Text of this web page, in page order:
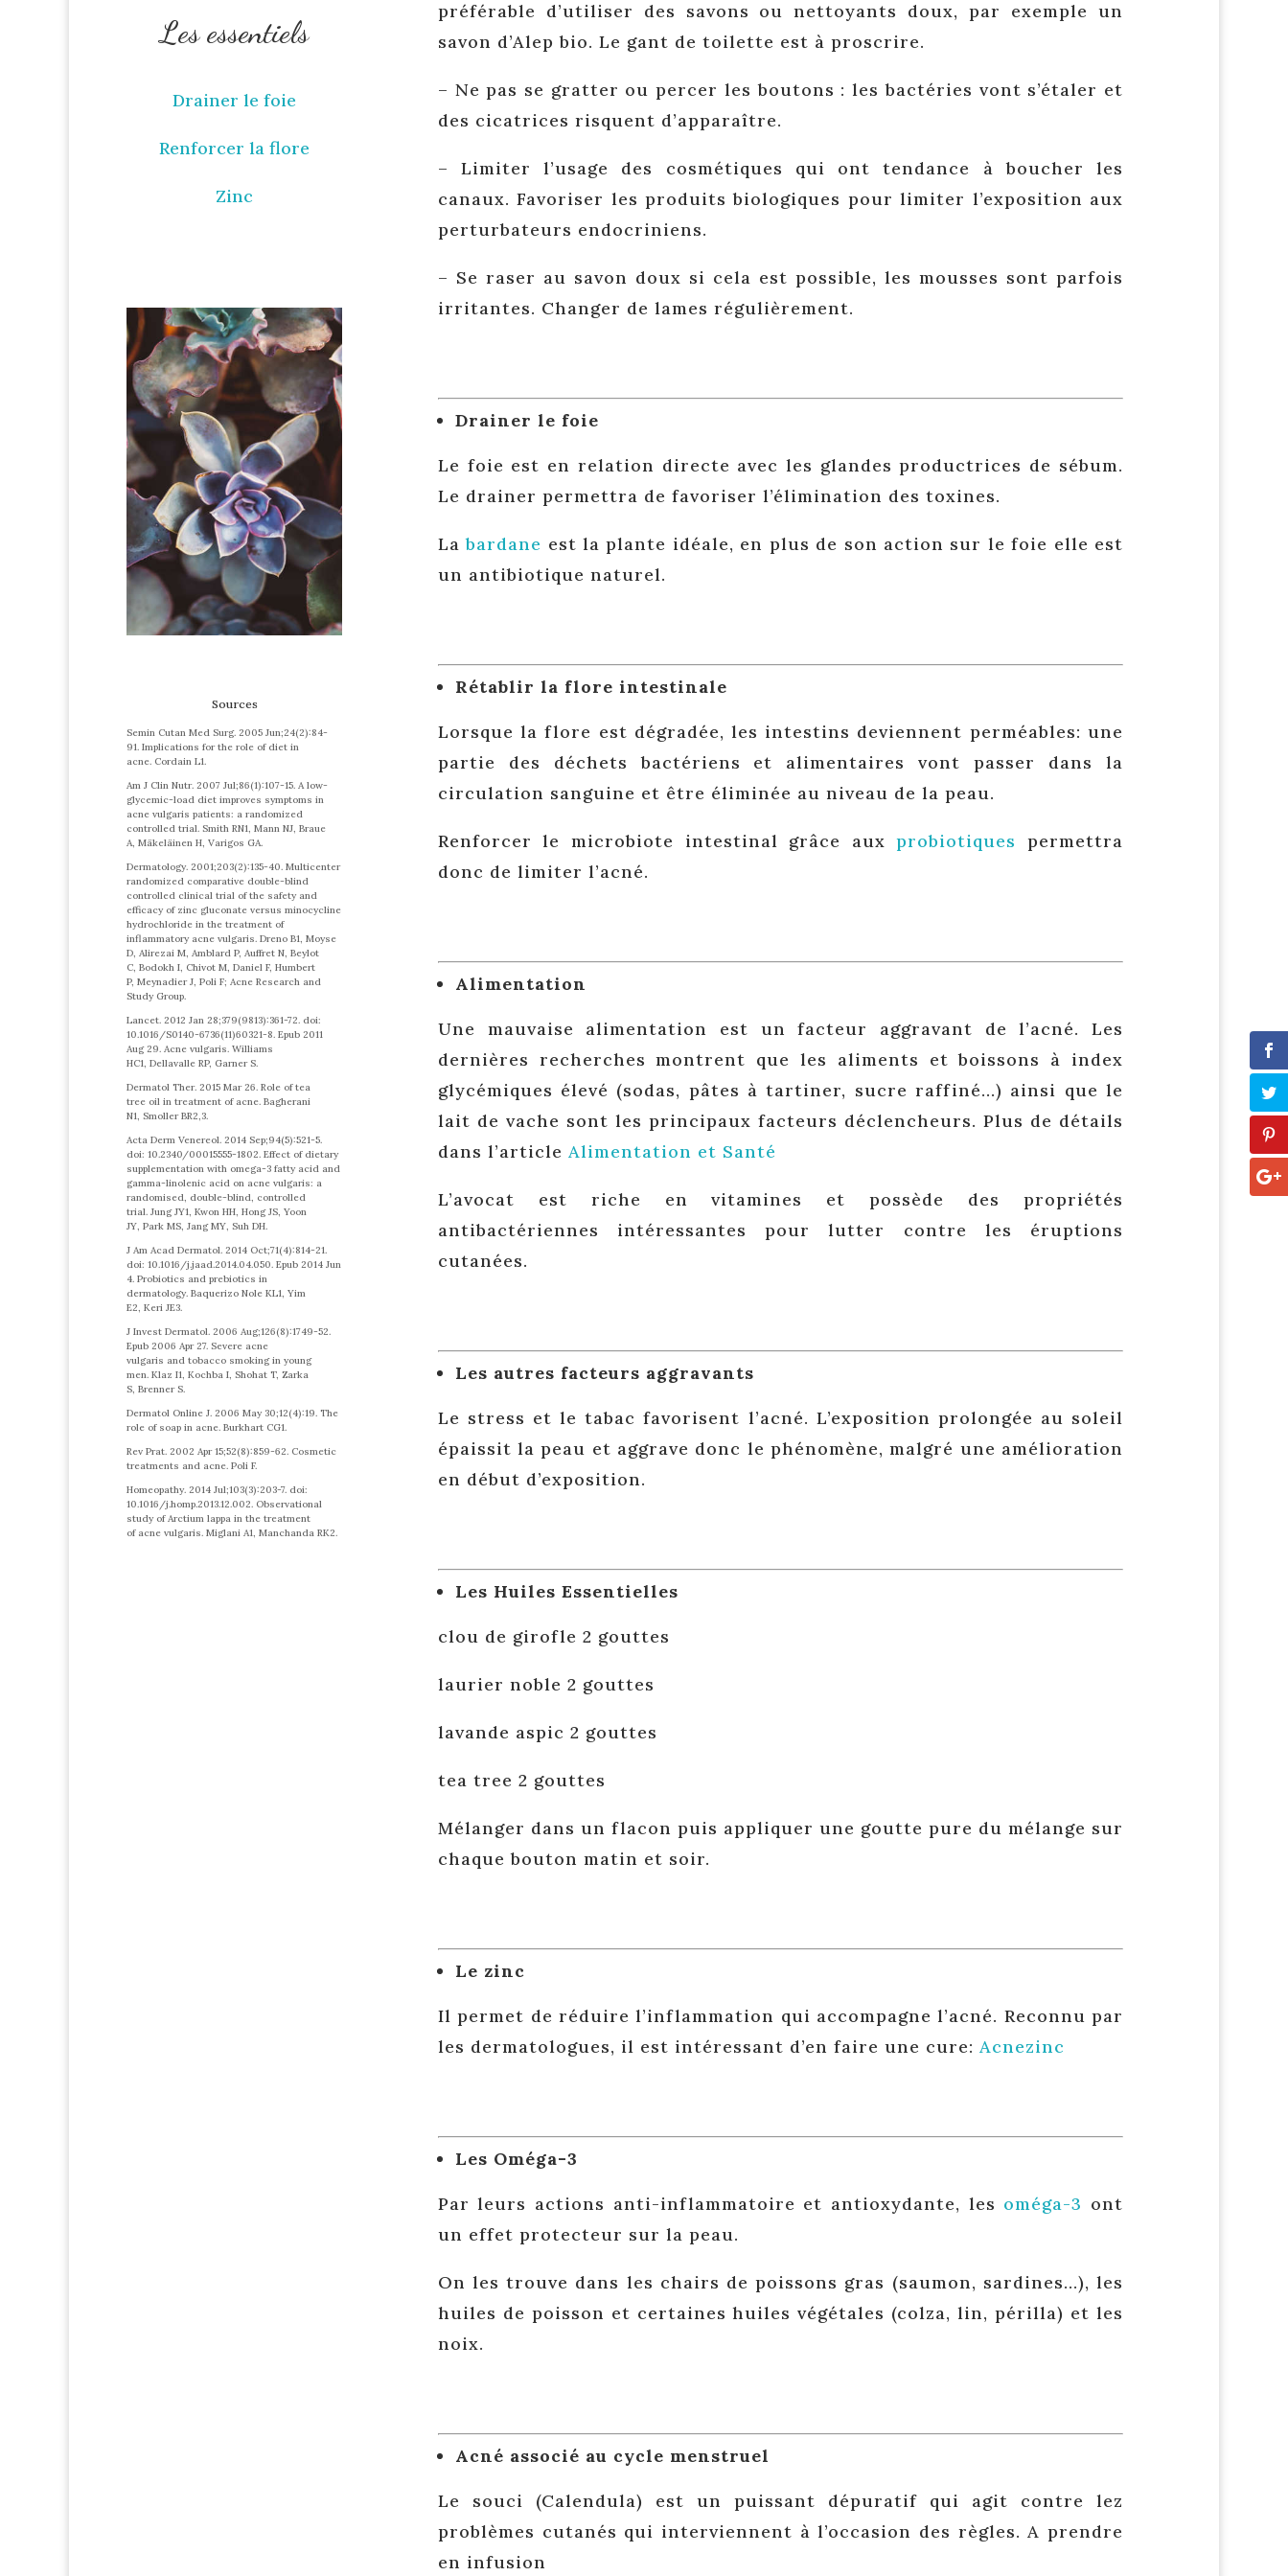
Les essentiels
Drainer le foie
Renforcer la flore
Zinc
Sources
Semin Cutan Med Surg. 2005 Jun;24(2):84-
91. Implications for the role of diet in
acne. Cordain L1.
Am J Clin Nutr. 2007 Jul;86(1):107-15. A low-
glycemic-load diet improves symptoms in
acne vulgaris patients: a randomized
controlled trial. Smith RN1, Mann NJ, Braue
A, Mäkeläinen H, Varigos GA.
Dermatology. 2001;203(2):135-40. Multicenter
randomized comparative double-blind
controlled clinical trial of the safety and
efficacy of zinc gluconate versus minocycline
hydrochloride in the treatment of
inflammatory acne vulgaris. Dreno B1, Moyse
D, Alirezai M, Amblard P, Auffret N, Beylot
C, Bodokh I, Chivot M, Daniel F, Humbert
P, Meynadier J, Poli F; Acne Research and
Study Group.
Lancet. 2012 Jan 28;379(9813):361-72. doi:
10.1016/S0140-6736(11)60321-8. Epub 2011
Aug 29. Acne vulgaris. Williams
HC1, Dellavalle RP, Garner S.
Dermatol Ther. 2015 Mar 26. Role of tea
tree oil in treatment of acne. Bagherani
N1, Smoller BR2,3.
Acta Derm Venereol. 2014 Sep;94(5):521-5.
doi: 10.2340/00015555-1802. Effect of dietary
supplementation with omega-3 fatty acid and
gamma-linolenic acid on acne vulgaris: a
randomised, double-blind, controlled
trial. Jung JY1, Kwon HH, Hong JS, Yoon
JY, Park MS, Jang MY, Suh DH.
J Am Acad Dermatol. 2014 Oct;71(4):814-21.
doi: 10.1016/j.jaad.2014.04.050. Epub 2014 Jun
4. Probiotics and prebiotics in
dermatology. Baquerizo Nole KL1, Yim
E2, Keri JE3.
J Invest Dermatol. 2006 Aug;126(8):1749-52.
Epub 2006 Apr 27. Severe acne
vulgaris and tobacco smoking in young
men. Klaz I1, Kochba I, Shohat T, Zarka
S, Brenner S.
Dermatol Online J. 2006 May 30;12(4):19. The
role of soap in acne. Burkhart CG1.
Rev Prat. 2002 Apr 15;52(8):859-62. Cosmetic
treatments and acne. Poli F.
Homeopathy. 2014 Jul;103(3):203-7. doi:
10.1016/j.homp.2013.12.002. Observational
study of Arctium lappa in the treatment
of acne vulgaris. Miglani A1, Manchanda RK2.
préférable d’utiliser des savons ou nettoyants doux, par exemple un
savon d’Alep bio. Le gant de toilette est à proscrire.
– Ne pas se gratter ou percer les boutons : les bactéries vont s’étaler et
des cicatrices risquent d’apparaître.
– Limiter l’usage des cosmétiques qui ont tendance à boucher les
canaux. Favoriser les produits biologiques pour limiter l’exposition aux
perturbateurs endocriniens.
– Se raser au savon doux si cela est possible, les mousses sont parfois
irritantes. Changer de lames régulièrement.
Drainer le foie
Le foie est en relation directe avec les glandes productrices de sébum.
Le drainer permettra de favoriser l’élimination des toxines.
Labardane est la plante idéale, en plus de son action sur le foie elle est
un antibiotique naturel.
Rétablir la flore intestinale
Lorsque la flore est dégradée, les intestins deviennent perméables: une
partie des déchets bactériens et alimentaires vont passer dans la
circulation sanguine et être éliminée au niveau de la peau.
Renforcer le microbiote intestinal grâce auxprobiotiques
permettra
donc de limiter l’acné.
Alimentation
Une mauvaise alimentation est un facteur aggravant de l’acné. Les
dernières recherches montrent que les aliments et boissons à index
glycémiques élevé (sodas, pâtes à tartiner, sucre raffiné…) ainsi que le
lait de vache sont les principaux facteurs déclencheurs. Plus de détails
dans l’article Alimentation et Santé
L’avocat est riche en vitamines et possède des propriétés
antibactériennes intéressantes pour lutter contre les éruptions
cutanées.
Les autres facteurs aggravants
Le stress et le tabac favorisent l’acné. L’exposition prolongée au soleil
épaissit la peau et aggrave donc le phénomène, malgré une amélioration
en début d’exposition.
Les Huiles Essentielles
clou de girofle 2 gouttes
laurier noble 2 gouttes
lavande aspic 2 gouttes
tea tree 2 gouttes
Mélanger dans un flacon puis appliquer une goutte pure du mélange sur
chaque bouton matin et soir.
Le zinc
Il permet de réduire l’inflammation qui accompagne l’acné. Reconnu par
les dermatologues, il est intéressant d’en faire une cure: Acnezinc
Les Oméga-3
Par leurs actions anti-inflammatoire et antioxydante, les oméga-3 ont
un effet protecteur sur la peau.
On les trouve dans les chairs de poissons gras (saumon, sardines…), les
huiles de poisson et certaines huiles végétales (colza, lin, périlla) et les
noix.
Acné associé au cycle menstruel
Le souci (Calendula) est un puissant dépuratif qui agit contre lez
problèmes cutanés qui interviennent à l’occasion des règles. A prendre
en infusion